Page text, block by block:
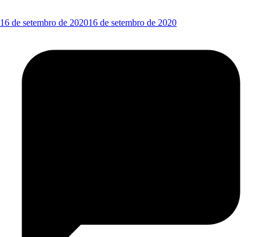
16 de setembro de 202016 de setembro de 2020